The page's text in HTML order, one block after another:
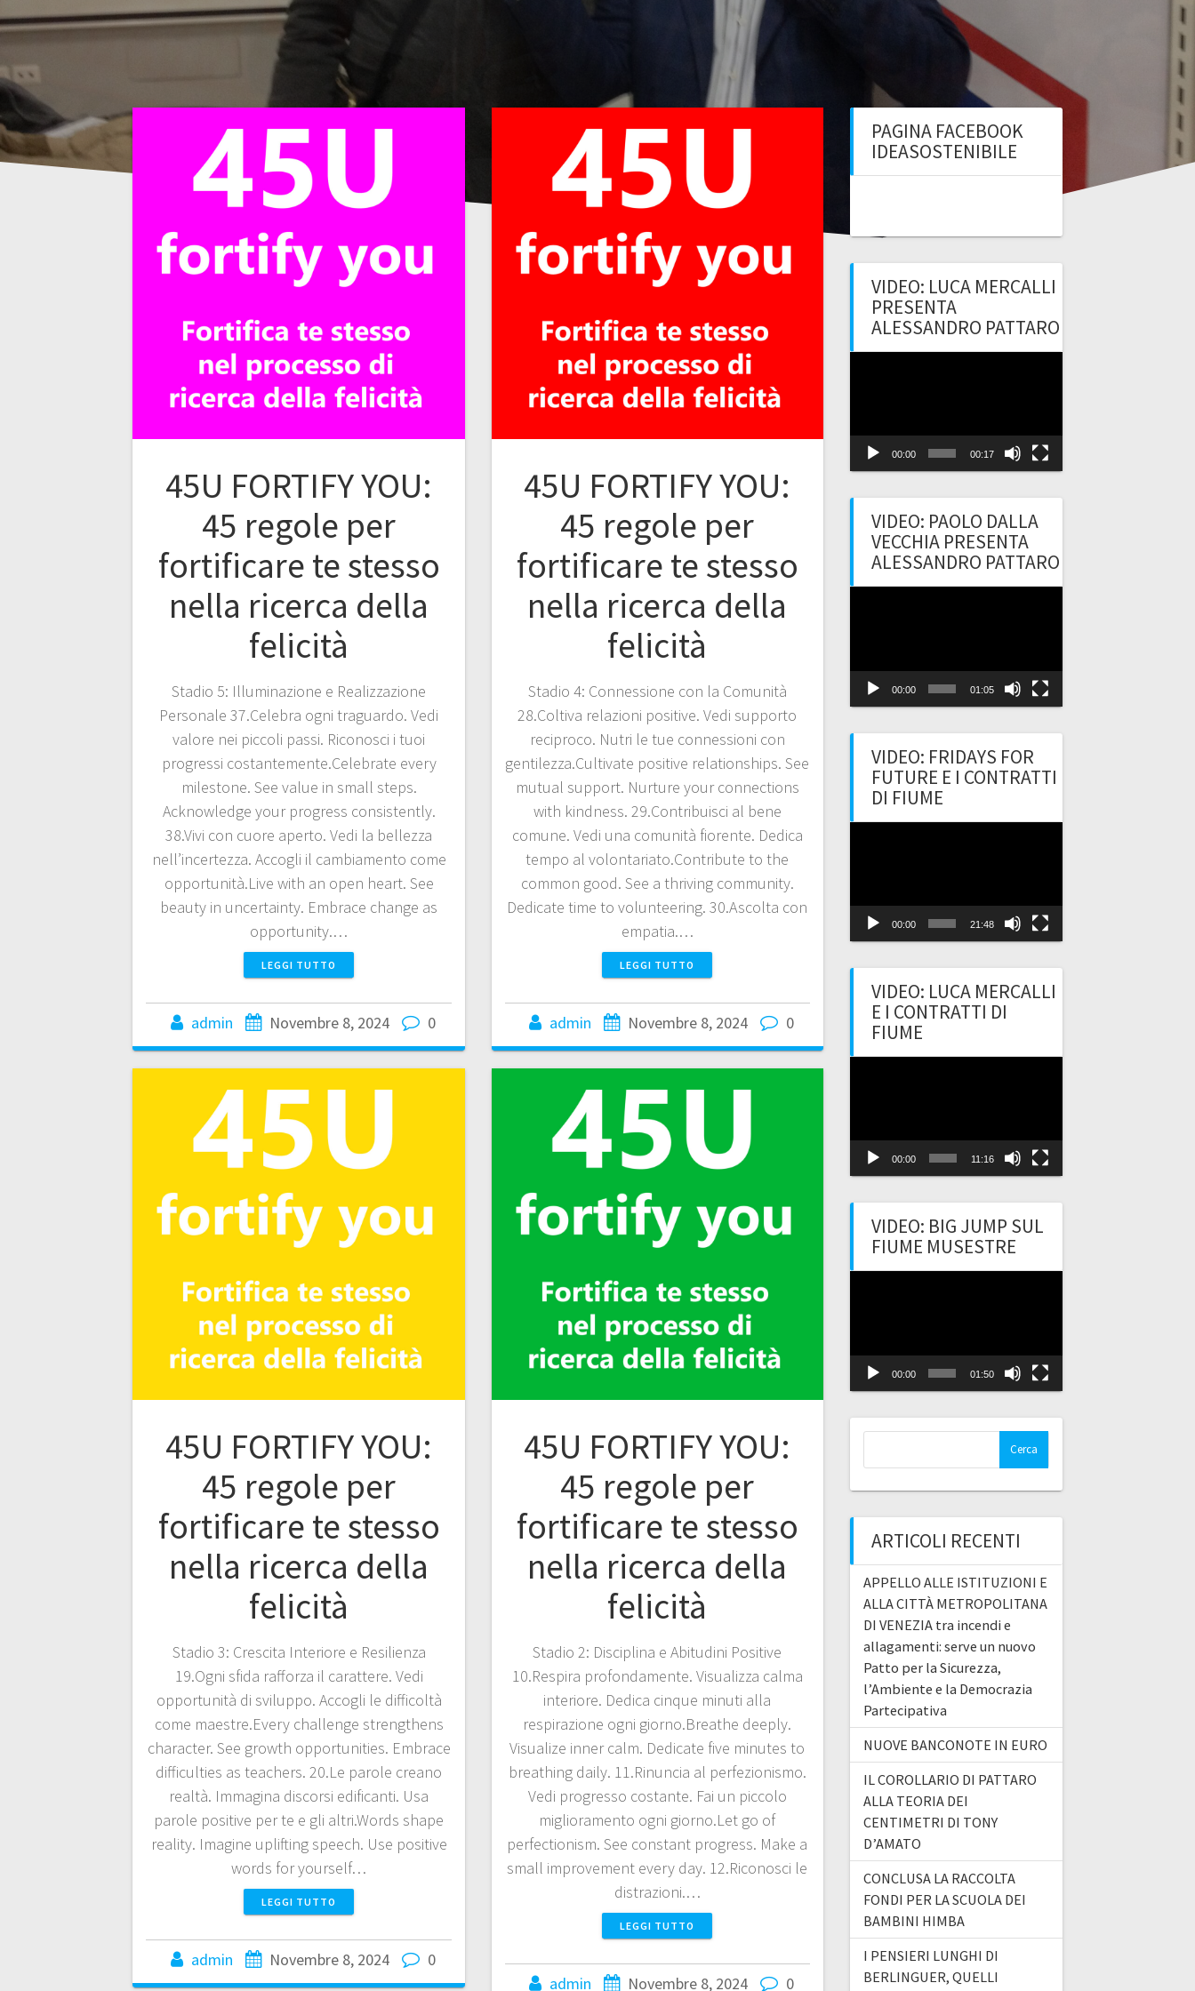
45U FORTIFY YOU:
45 regole per
fortificare te stesso
nella ricerca della
felicità
Stadio 5: Illuminazione e Realizzazione
Personale 37.Celebra ogni traguardo. Vedi
valore nei piccoli passi. Riconosci i tuoi
progressi costantemente.Celebrate every
milestone. See value in small steps.
Acknowledge your progress consistently.
38.Vivi con cuore aperto. Vedi la bellezza
nell’incertezza. Accogli il cambiamento come
opportunità.Live with an open heart. See
beauty in uncertainty. Embrace change as
opportunity.…
LEGGI TUTTO
admin Novembre 8, 2024 0
45U FORTIFY YOU:
45 regole per
fortificare te stesso
nella ricerca della
felicità
Stadio 4: Connessione con la Comunità
28.Coltiva relazioni positive. Vedi supporto
reciproco. Nutri le tue connessioni con
gentilezza.Cultivate positive relationships. See
mutual support. Nurture your connections
with kindness. 29.Contribuisci al bene
comune. Vedi una comunità fiorente. Dedica
tempo al volontariato.Contribute to the
common good. See a thriving community.
Dedicate time to volunteering. 30.Ascolta con
empatia.…
LEGGI TUTTO
admin Novembre 8, 2024 0
45U FORTIFY YOU:
45 regole per
fortificare te stesso
nella ricerca della
felicità
Stadio 3: Crescita Interiore e Resilienza
19.Ogni sfida rafforza il carattere. Vedi
opportunità di sviluppo. Accogli le difficoltà
come maestre.Every challenge strengthens
character. See growth opportunities. Embrace
difficulties as teachers. 20.Le parole creano
realtà. Immagina discorsi edificanti. Usa
parole positive per te e gli altri.Words shape
reality. Imagine uplifting speech. Use positive
words for yourself…
LEGGI TUTTO
admin Novembre 8, 2024 0
45U FORTIFY YOU:
45 regole per
fortificare te stesso
nella ricerca della
felicità
Stadio 2: Disciplina e Abitudini Positive
10.Respira profondamente. Visualizza calma
interiore. Dedica cinque minuti alla
respirazione ogni giorno.Breathe deeply.
Visualize inner calm. Dedicate five minutes to
breathing daily. 11.Rinuncia al perfezionismo.
Vedi progresso costante. Fai un piccolo
miglioramento ogni giorno.Let go of
perfectionism. See constant progress. Make a
small improvement every day. 12.Riconosci le
distrazioni.…
LEGGI TUTTO
admin Novembre 8, 2024 0
PAGINA FACEBOOK
IDEASOSTENIBILE
VIDEO: LUCA MERCALLI
PRESENTA
ALESSANDRO PATTARO
00:00 00:17
VIDEO: PAOLO DALLA
VECCHIA PRESENTA
ALESSANDRO PATTARO
00:00 01:05
VIDEO: FRIDAYS FOR
FUTURE E I CONTRATTI
DI FIUME
00:00 21:48
VIDEO: LUCA MERCALLI
E I CONTRATTI DI
FIUME
00:00 11:16
VIDEO: BIG JUMP SUL
FIUME MUSESTRE
00:00 01:50
ARTICOLI RECENTI
APPELLO ALLE ISTITUZIONI E
ALLA CITTÀ METROPOLITANA
DI VENEZIA tra incendi e
allagamenti: serve un nuovo
Patto per la Sicurezza,
l’Ambiente e la Democrazia
Partecipativa
NUOVE BANCONOTE IN EURO
IL COROLLARIO DI PATTARO
ALLA TEORIA DEI
CENTIMETRI DI TONY
D’AMATO
CONCLUSA LA RACCOLTA
FONDI PER LA SCUOLA DEI
BAMBINI HIMBA
I PENSIERI LUNGHI DI
BERLINGUER, QUELLI